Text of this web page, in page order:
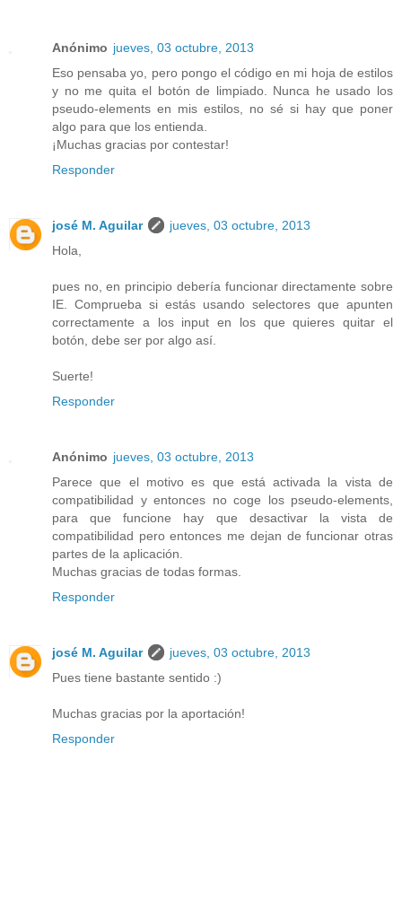
Anónimo jueves, 03 octubre, 2013
Eso pensaba yo, pero pongo el código en mi hoja de estilos
y no me quita el botón de limpiado. Nunca he usado los
pseudo-elements en mis estilos, no sé si hay que poner
algo para que los entienda.
¡Muchas gracias por contestar!
Responder
josé M. Aguilar
jueves, 03 octubre, 2013
Hola,
pues no, en principio debería funcionar directamente sobre
IE. Comprueba si estás usando selectores que apunten
correctamente a los input en los que quieres quitar el
botón, debe ser por algo así.
Suerte!
Responder
Anónimo jueves, 03 octubre, 2013
Parece que el motivo es que está activada la vista de
compatibilidad y entonces no coge los pseudo-elements,
para que funcione hay que desactivar la vista de
compatibilidad pero entonces me dejan de funcionar otras
partes de la aplicación.
Muchas gracias de todas formas.
Responder
josé M. Aguilar
jueves, 03 octubre, 2013
Pues tiene bastante sentido :)
Muchas gracias por la aportación!
Responder